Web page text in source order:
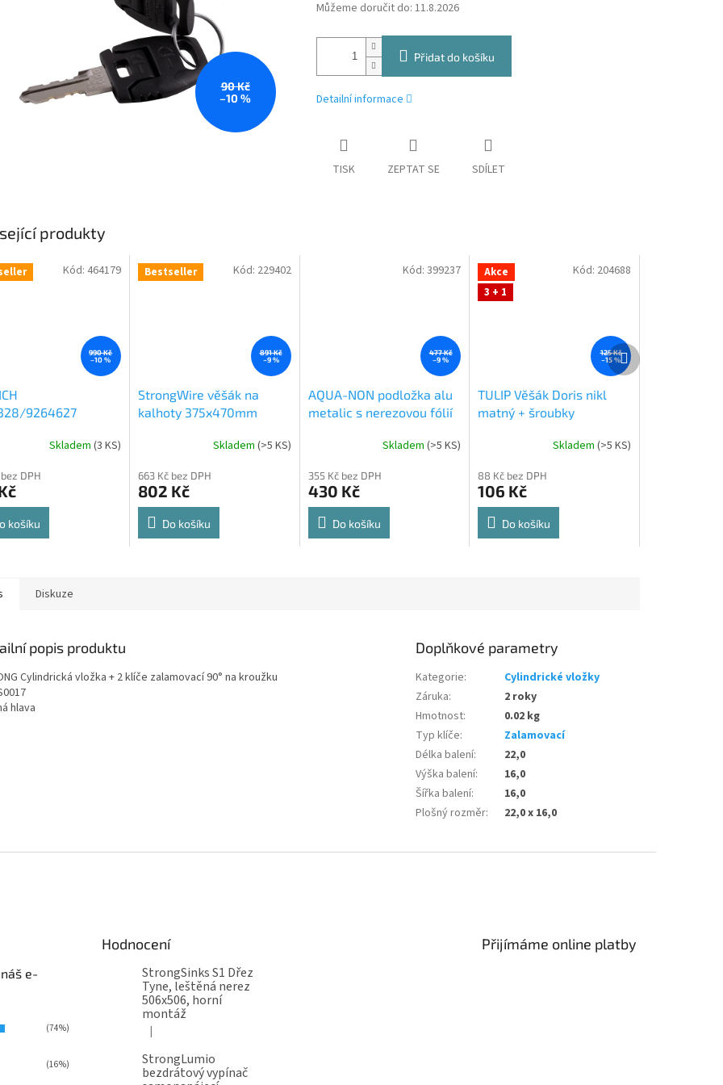
90 Kč
–10 %
Můžeme doručit do: 11.8.2026
Přidat do košíku
Detailní informace
TISK ZEPTAT SE SDÍLET
produkty
990 Kč
–10 %
9264627
Skladem (3 KS)
DPH
košíku
Kód: 464179 Bestseller
891 Kč
–9 %
StrongWire věšák na
kalhoty 375x470mm
produktu
je
4,8
5
Skladem (>5 KS)
663 Kč bez DPH
802 Kč
Do košíku
Kód: 229402
477 Kč
–9 %
AQUA-NON podložka alu
metalic s nerezovou fólií
produktu
je
4,6
5
Skladem(>5 KS)
355 Kč bez DPH
430 Kč
Do košíku
Kód:399237
Akce
3 + 1
125 Kč
–15 %
TULIP Věšák Doris nikl
matný + šroubky
produktu
je
5,0
5
Skladem(>5 KS)
88 Kč bez DPH
106 Kč
Do košíku
Kód: 204688
Další
produkt
Diskuze
popis produktu
Cylindrická vložka + 2 klíče zalamovací 90° na kroužku
hlava
Doplňkové parametry
Kategorie:
Cylindrické vložky
Záruka:
2 roky
Hmotnost:
0.02 kg
Typ klíče:
Zalamovací
Délka balení:
22,0
Výška balení:
16,0
Šířka balení:
16,0
Plošný rozměr: 22,0 x 16,0
e-
(74%)
(16%)
Hodnocení
StrongSinks S1 Dřez
Tyne, leštěná nerez
506x506, horní
montáž
Hodnocení produktu je 5 z 5 hvězdiček.
|
StrongLumio
bezdrátový vypínač
Přijímáme online platby